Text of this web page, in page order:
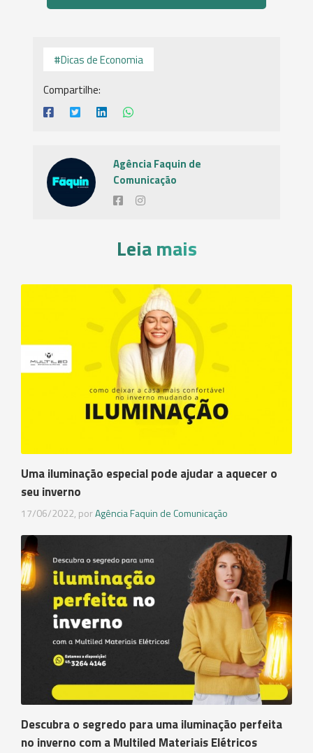
#Dicas de Economia
Compartilhe:
Agência Faquin de
Comunicação
Leia mais
Uma iluminação especial pode ajudar a aquecer o
seu inverno
17/06/2022, porAgência Faquin de Comunicação
Descubra o segredo para uma iluminação perfeita
no inverno com a Multiled Materiais Elétricos